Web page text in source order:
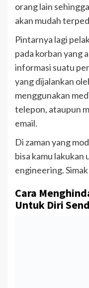
orang lain
akan mudah
Pintarnya lagi
pada korban yang
informasi suatu
yang dijalankan
menggunakan
telepon, ataupun
email.
Di zaman yang
bisa kamu lakukan
engineering.
Cara
Untuk Diri